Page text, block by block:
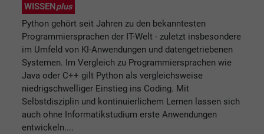
WISSENplus
Python gehört seit Jahren zu den bekanntesten
Programmiersprachen der IT-Welt - zuletzt insbesondere
im Umfeld von KI-Anwendungen und datengetriebenen
Systemen. Im Vergleich zu Programmiersprachen wie
Java oder C++ gilt Python als vergleichsweise
niedrigschwelliger Einstieg ins Coding. Mit
Selbstdisziplin und kontinuierlichem Lernen lassen sich
auch ohne Informatikstudium erste Anwendungen
entwickeln....